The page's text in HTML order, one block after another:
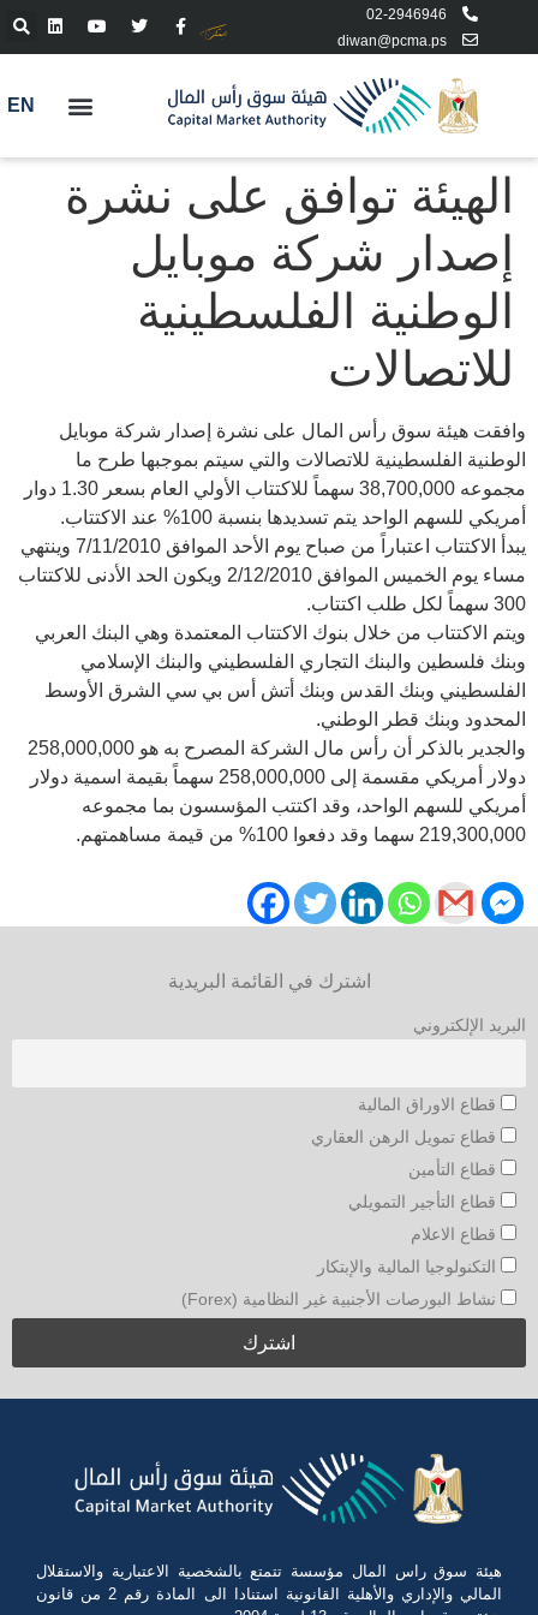
02-2946946
diwan@pcma.ps
EN
الهيئة توافق على نشرة
إصدار شركة موبايل
الوطنية الفلسطينية
للاتصالات
وافقت هيئة سوق رأس المال على نشرة إصدار شركة موبايل
الوطنية الفلسطينية للاتصالات والتي سيتم بموجبها طرح ما
مجموعه 38,700,000 سهماً للاكتتاب الأولي العام بسعر 1.30 دوار
أمريكي للسهم الواحد يتم تسديدها بنسبة 100% عند الاكتتاب.
يبدأ الاكتتاب اعتباراً من صباح يوم الأحد الموافق 7/11/2010 وينتهي
مساء يوم الخميس الموافق 2/12/2010 ويكون الحد الأدنى للاكتتاب
300 سهماً لكل طلب اكتتاب.
ويتم الاكتتاب من خلال بنوك الاكتتاب المعتمدة وهي البنك العربي
وبنك فلسطين والبنك التجاري الفلسطيني والبنك الإسلامي
الفلسطيني وبنك القدس وبنك أتش أس بي سي الشرق الأوسط
المحدود وبنك قطر الوطني.
والجدير بالذكر أن رأس مال الشركة المصرح به هو 258,000,000
دولار أمريكي مقسمة إلى 258,000,000 سهماً بقيمة اسمية دولار
أمريكي للسهم الواحد، وقد اكتتب المؤسسون بما مجموعه
219,300,000 سهما وقد دفعوا 100% من قيمة مساهمتهم.
اشترك في القائمة البريدية
البريد الإلكتروني
قطاع الاوراق المالية
قطاع تمويل الرهن العقاري
قطاع التأمين
قطاع التأجير التمويلي
قطاع الاعلام
التكنولوجيا المالية والإبتكار
نشاط البورصات الأجنبية غير النظامية (Forex)
هيئة سوق راس المال مؤسسة تتمتع بالشخصية الاعتبارية والاستقلال
المالي والإداري والأهلية القانونية استنادا الى المادة رقم 2 من قانون